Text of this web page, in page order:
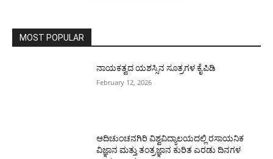
MOST POPULAR
ನಾಯಕತ್ವದ ಯಶಸ್ಸಿನ ಸೂತ್ರಗಳ ಕೈಪಿಡಿ
February 12, 2026
ಆದಿಚುಂಚನಗಿರಿ ವಿಶ್ವವಿದ್ಯಾಲಯದಲ್ಲಿ ರಸಾಯನಿಕ
ವಿಜ್ಞಾನ ಮತ್ತು ತಂತ್ರಜ್ಞಾನ ಕುರಿತ ಎರಡು ದಿನಗಳ